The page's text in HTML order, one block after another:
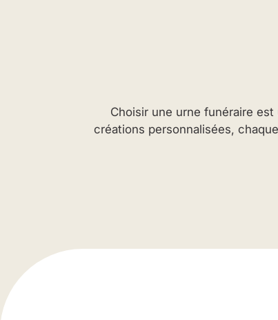
Choisir une urne funéraire
créations personnalisées,